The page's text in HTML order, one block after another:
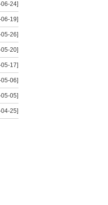
24]
19]
26]
20]
17]
06]
05]
25]